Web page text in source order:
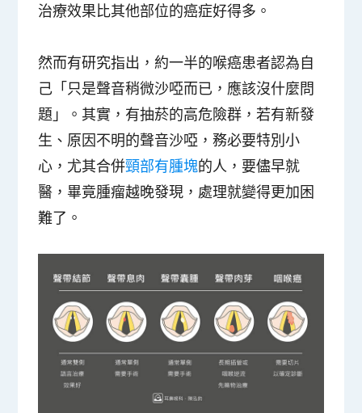
治療效果比其他部位的癌症好得多。
然而有研究指出，約一半的喉癌患者認為自
己「只是聲音稍微沙啞而已，應該沒什麼問
題」。其實， 有抽菸的高危險群，若有新發
生、原因不明的聲音沙啞，務必要特別小
心，尤其合併頸部有腫塊的人，要儘早就
醫 ，畢竟腫瘤越晚發現，處理就變得更加困
難了。